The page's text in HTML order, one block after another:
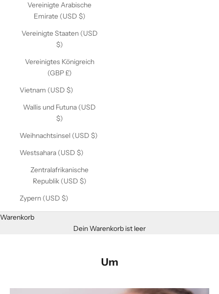
Vereinigte Arabische
Emirate (USD $)
Vereinigte Staaten (USD
$)
Vereinigtes Königreich
(GBP £)
Vietnam (USD $)
Wallis und Futuna (USD
$)
Weihnachtsinsel (USD $)
Westsahara (USD $)
Zentralafrikanische
Republik (USD $)
Zypern (USD $)
Warenkorb
Dein Warenkorb ist leer
Um